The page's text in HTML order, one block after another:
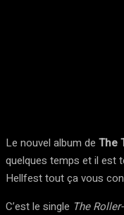
Le nouvel album de The
quelques temps et il est
Hellfest tout ça vous
C’est le single The